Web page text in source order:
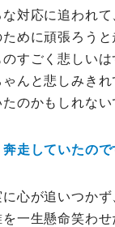
対応に追われ
めに頑張ろう
すごく悲しい
んと悲しみき
のかもしれない
走していたの
心が追いつか
を一生懸命笑わ